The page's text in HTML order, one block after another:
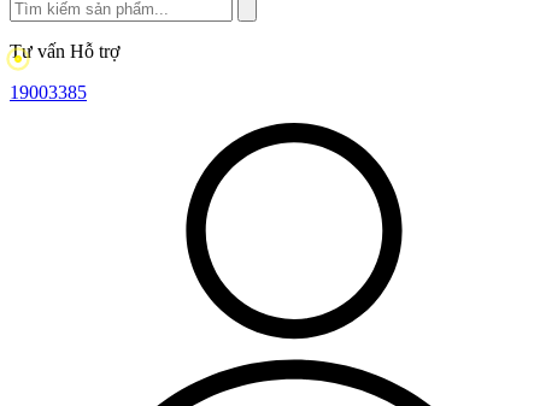
Tư vấn Hỗ trợ
19003385